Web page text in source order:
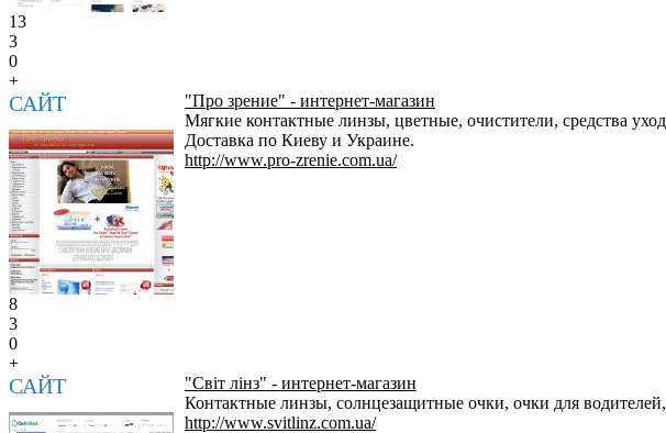
13
3
0
+
САЙТ
"Про зрение" - интернет-магазин
Мягкие контактные линзы, цветные, очистители, средства
Доставка по Киеву и Украине.
http://www.pro-zrenie.com.ua/
8
3
0
+
САЙТ
"Свiт лiнз" - интернет-магазин
Контактные линзы, солнцезащитные очки, очки для
http://www.svitlinz.com.ua/